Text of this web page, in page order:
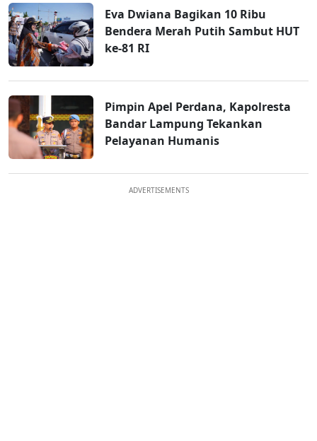
Eva Dwiana Bagikan 10 Ribu
Bendera Merah Putih Sambut HUT
ke-81 RI
Pimpin Apel Perdana, Kapolresta
Bandar Lampung Tekankan
Pelayanan Humanis
ADVERTISEMENTS